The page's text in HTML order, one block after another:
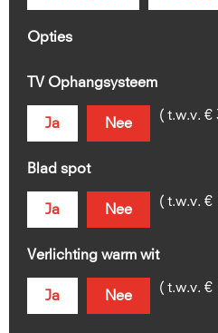
Opties
TV Ophangsysteem
Ja Nee
( t.w.v. €
Blad spot
Ja Nee
( t.w.v. €
Verlichting warm wit
Ja Nee
( t.w.v. €